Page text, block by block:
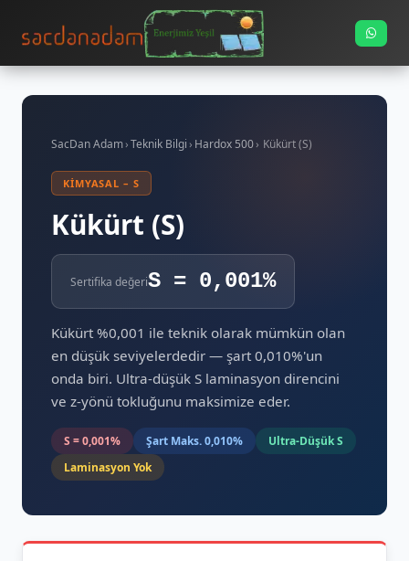
SacDan Adam›Teknik Bilgi› Hardox 500› Kükürt (S)
KIMYASAL – S
Kükürt (S)
Sertifika değeriS = 0,001%
Kükürt %0,001 ile teknik olarak mümkün olan
en düşük seviyelerdedir — şart 0,010%'un
onda biri. Ultra-düşük S laminasyon direncini
ve z-yönü tokluğunu maksimize eder.
S = 0,001% Şart Maks. 0,010%
Ultra-Düşük S
Laminasyon Yok